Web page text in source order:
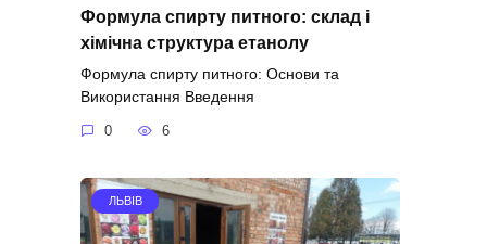
Формула спирту питного: склад і
хімічна структура етанолу
Формула спирту питного: Основи та
Використання Введення
0 6
ЛЬВІВ